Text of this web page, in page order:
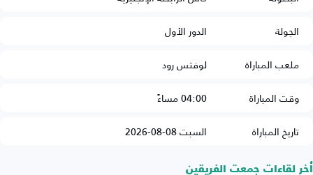
الجولة
الدور الأول
ملعب المباراة
لوفتس رود
وقت المباراة
04:00 مساءً
تاريخ المباراة
السبت 08-08-2026
أخر لقاءات جمعت الفريقين